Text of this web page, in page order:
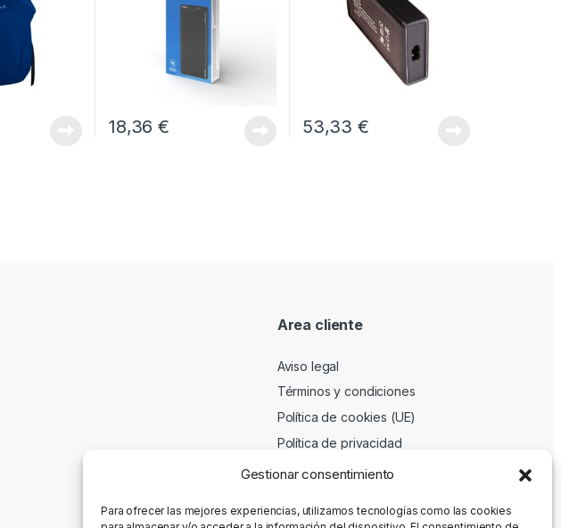
Gestionar consentimiento
Para ofrecer las mejores experiencias, utilizamos tecnologías como las cookies
18,36€ 53,33 €
Area cliente
Aviso legal
Términos y condiciones
Política de cookies (UE)
Política de privacidad